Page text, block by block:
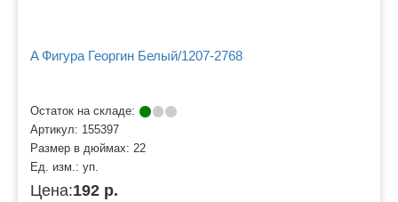
A Фигура Георгин Белый/1207-2768
Остаток на складе:
Артикул: 155397
Размер в дюймах: 22
Ед. изм.: уп.
Цена:192 р.